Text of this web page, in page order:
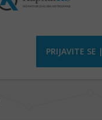
PRIJAVITE SE |